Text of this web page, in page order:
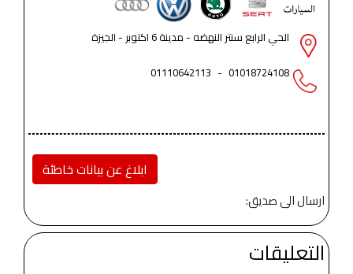
الحي الرابع سنتر النهضه - مدينة 6 اكتوبر - الجيزة
01018724108
-
01110642113
ابلاغ عن بيانات خاطئة
ارسال الى صديق:
التعليقات